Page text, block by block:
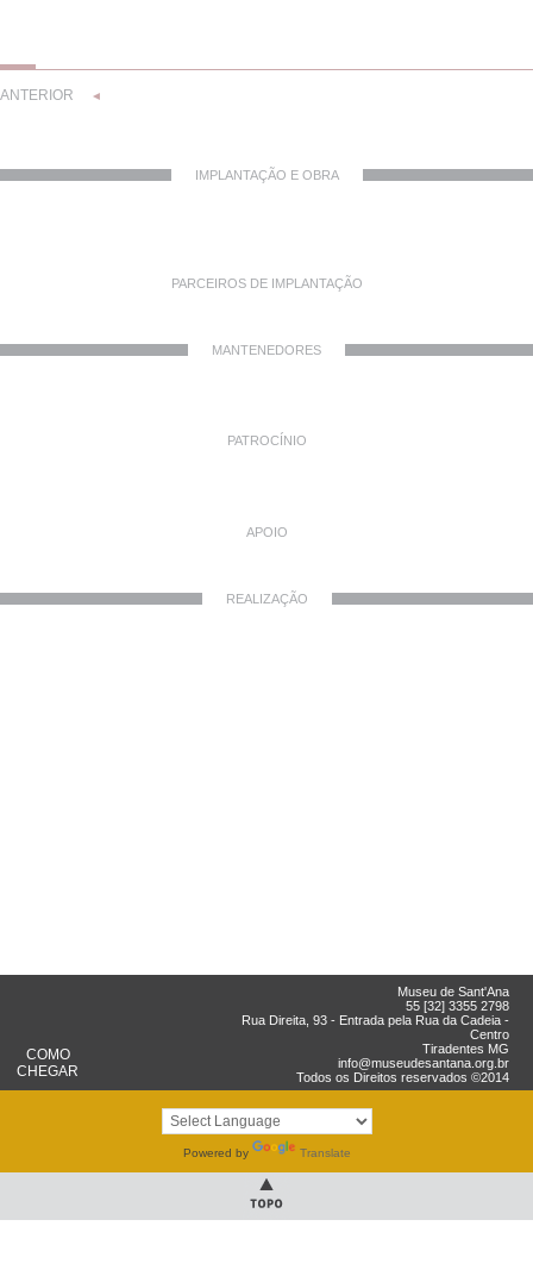
ANTERIOR ◄
IMPLANTAÇÃO E OBRA
PARCEIROS DE IMPLANTAÇÃO
MANTENEDORES
PATROCÍNIO
APOIO
REALIZAÇÃO
COMO
CHEGAR
Museu de Sant'Ana
55 [32] 3355 2798
Rua Direita, 93 - Entrada pela Rua da Cadeia -
Centro
Tiradentes MG
info@museudesantana.org.br
Todos os Direitos reservados ©2014
Powered by Translate